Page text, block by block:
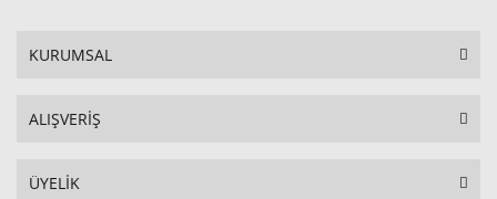
KURUMSAL
ALIŞVERİŞ
ÜYELİK